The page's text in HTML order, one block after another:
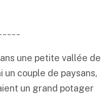
une petite vallée de
un couple de paysans,
un grand potager